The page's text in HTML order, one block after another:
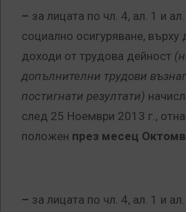
– за лицата по чл. 4, ал. 1 и
социално осигуряване, върху
доходи от трудова дейност
допълнителни трудови
постигнати резултати)
след 25 Ноември 2013 г.,
положен през месец
– за лицата по чл. 4, ал. 1 и